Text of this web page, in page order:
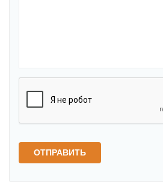
ОТПРАВИТЬ